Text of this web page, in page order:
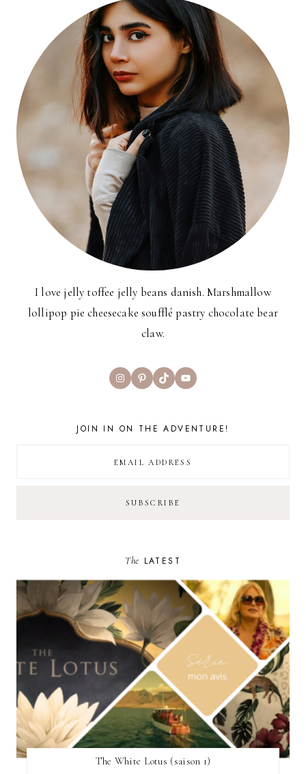
I love jelly toffee jelly beans danish. Marshmallow
lollipop pie cheesecake soufflé pastry chocolate bear
claw.
InstagramPinterest
TikTokYouTube
JOIN IN ON THE ADVENTURE!
The LATEST
The White Lotus (saison 1)